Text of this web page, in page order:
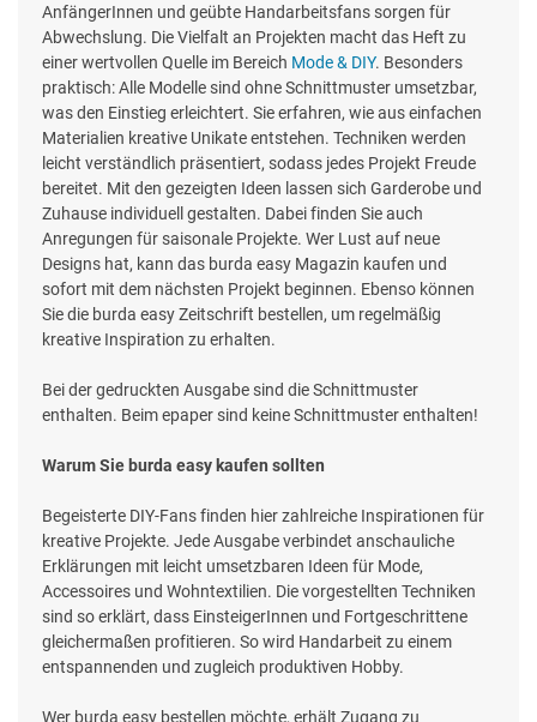
AnfängerInnen und geübte Handarbeitsfans sorgen für
Abwechslung. Die Vielfalt an Projekten macht das Heft zu
einer wertvollen Quelle im Bereich Mode & DIY. Besonders
praktisch: Alle Modelle sind ohne Schnittmuster umsetzbar,
was den Einstieg erleichtert. Sie erfahren, wie aus einfachen
Materialien kreative Unikate entstehen. Techniken werden
leicht verständlich präsentiert, sodass jedes Projekt Freude
bereitet. Mit den gezeigten Ideen lassen sich Garderobe und
Zuhause individuell gestalten. Dabei finden Sie auch
Anregungen für saisonale Projekte. Wer Lust auf neue
Designs hat, kann das burda easy Magazin kaufen und
sofort mit dem nächsten Projekt beginnen. Ebenso können
Sie die burda easy Zeitschrift bestellen, um regelmäßig
kreative Inspiration zu erhalten.
Bei der gedruckten Ausgabe sind die Schnittmuster
enthalten. Beim epaper sind keine Schnittmuster enthalten!
Warum Sie burda easy kaufen sollten
Begeisterte DIY-Fans finden hier zahlreiche Inspirationen für
kreative Projekte. Jede Ausgabe verbindet anschauliche
Erklärungen mit leicht umsetzbaren Ideen für Mode,
Accessoires und Wohntextilien. Die vorgestellten Techniken
sind so erklärt, dass EinsteigerInnen und Fortgeschrittene
gleichermaßen profitieren. So wird Handarbeit zu einem
entspannenden und zugleich produktiven Hobby.
Wer burda easy bestellen möchte, erhält Zugang zu